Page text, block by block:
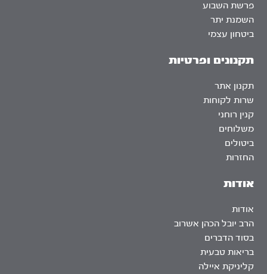
אודות
אודות
הרב יובל הכהן אשרוב
בסוד הדברים
בריאות טבעית
קליניקת איילה
פרשת השבוע
השמנת יתר
ביטחון עצמי
תקנונים ופרטיות
תקנון אתר
שרות לקוחות
קנין רוחני
משלוחים
ביטולים
החזרות